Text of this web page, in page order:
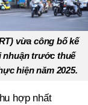
vừa công bố kế
nhuận trước thuế
hiện năm 2025.
hợp nhất